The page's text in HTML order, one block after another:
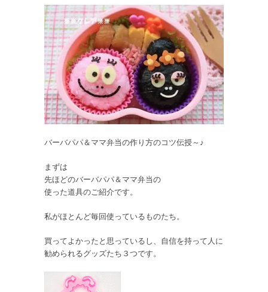
バーバパパ＆ママ弁当の作り方のコツ伝授～♪
まずは
先ほどのバーバパパ＆ママ弁当の
使った道具のご紹介です。
私がほとんど毎回使っているものたち。
買ってよかったと思っているし、自信を持って人に
勧められるグッズたち３つです。